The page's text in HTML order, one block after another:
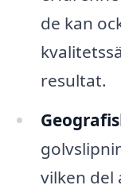
de kan
resultat.
vilken del